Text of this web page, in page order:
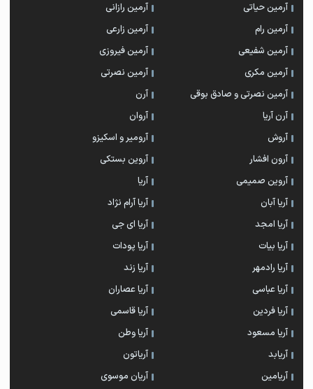
آرمین حیاتی
آرمین رازانی
آرمین رام
آرمین زارعی
آرمین شفیعی
آرمین فیروزی
آرمین مکری
آرمین نصرتی
آرمین نصرتی و صادق بوقی
آرن
آرن آریا
آروان
آروش
آرومیر و اسکیزو
آرون افشار
آروین بستکی
آروین صمیمی
آریا
آریا آبان
آریا آرام نژاد
آریا امجد
آریا ای جی
آریا بیات
آریا پودات
آریا رادمهر
آریا زند
آریا عباسی
آریا عصاران
آریا فردین
آریا قاسمی
آریا مسعود
آریا وطن
آریابد
آریاتون
آریامین
آریان موسوی